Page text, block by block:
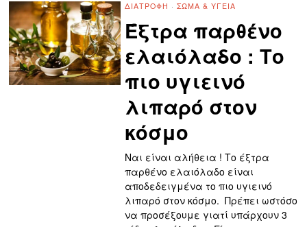
ΔΙΑΤΡΟΦΉ · ΣΏΜΑ & ΥΓΕΊΑ
Έξτρα παρθένο
ελαιόλαδο : Το
πιο υγιεινό
λιπαρό στον
κόσμο
Ναι είναι αλήθεια ! Το έξτρα
παρθένο ελαιόλαδο είναι
αποδεδειγμένα το πιο υγιεινό
λιπαρό στον κόσμο. Πρέπει ωστόσο
να προσέξουμε γιατί υπάρχουν 3